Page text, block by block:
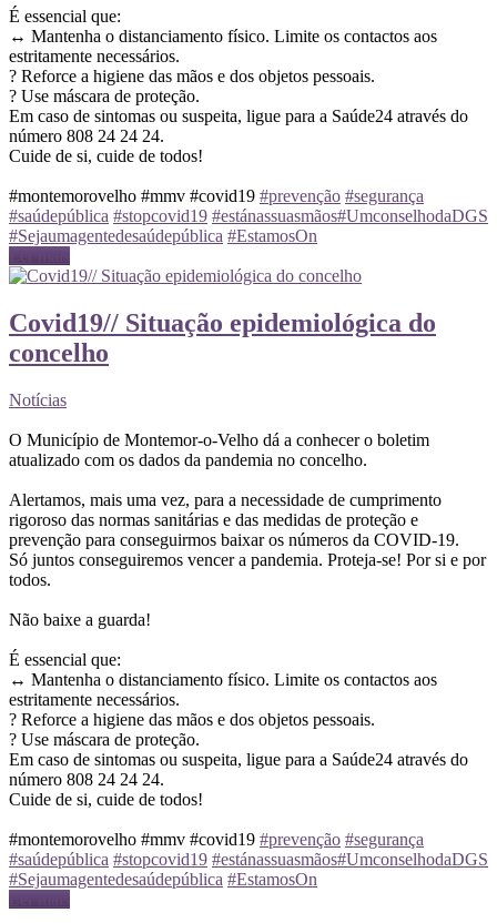
É essencial que:
↔️ Mantenha o distanciamento físico. Limite os contactos aos
estritamente necessários.
? Reforce a higiene das mãos e dos objetos pessoais.
? Use máscara de proteção.
Em caso de sintomas ou suspeita, ligue para a Saúde24 através do
número 808 24 24 24.
Cuide de si, cuide de todos!
#montemorovelho #mmv #covid19 #prevenção #segurança
#saúdepública #stopcovid19 #estánassuasmãos#UmconselhodaDGS
#Sejaumagentedesaúdepública #EstamosOn
Ler mais
Covid19// Situação epidemiológica do
concelho
Notícias
O Município de Montemor-o-Velho dá a conhecer o boletim
atualizado com os dados da pandemia no concelho.
Alertamos, mais uma vez, para a necessidade de cumprimento
rigoroso das normas sanitárias e das medidas de proteção e
prevenção para conseguirmos baixar os números da COVID-19.
Só juntos conseguiremos vencer a pandemia. Proteja-se! Por si e por
todos.
Não baixe a guarda!
É essencial que:
↔️ Mantenha o distanciamento físico. Limite os contactos aos
estritamente necessários.
? Reforce a higiene das mãos e dos objetos pessoais.
? Use máscara de proteção.
Em caso de sintomas ou suspeita, ligue para a Saúde24 através do
número 808 24 24 24.
Cuide de si, cuide de todos!
#montemorovelho #mmv #covid19 #prevenção #segurança
#saúdepública #stopcovid19 #estánassuasmãos#UmconselhodaDGS
#Sejaumagentedesaúdepública #EstamosOn
Ler mais